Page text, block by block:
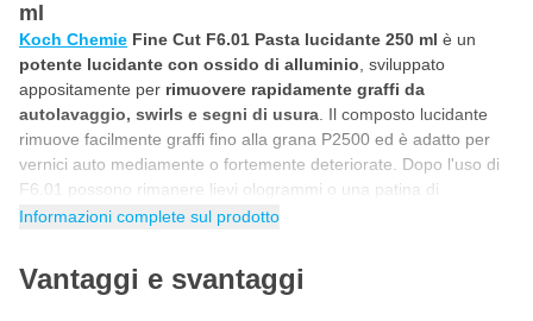
ml
Koch Chemie Fine Cut F6.01 Pasta lucidante 250 ml è un
potente lucidante con ossido di alluminio , sviluppato
appositamente per rimuovere rapidamente graffi da
autolavaggio, swirls e segni di usura . Il composto lucidante
rimuove facilmente graffi fino alla grana P2500 ed è adatto per
vernici auto mediamente o fortemente deteriorate. Dopo l'uso di
F6.01 possono rimanere lievi ologrammi o una patina di
lucidatura. Per una finitura lucida perfetta, si consiglia di trattare
profonda.
Informazioni complete sul prodotto
Vantaggi e svantaggi